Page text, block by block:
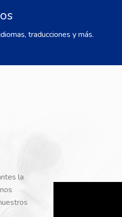
traducciones y más.
la